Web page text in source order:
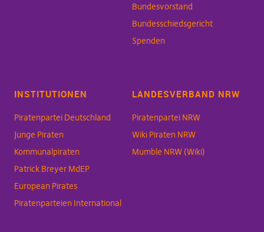
Bundesvorstand
Bundesschiedsgericht
Spenden
INSTITUTIONEN
Piratenpartei Deutschland
Junge Piraten
Kommunalpiraten
Patrick Breyer MdEP
European Pirates
Piratenparteien International
LANDESVERBAND NRW
Piratenpartei NRW
Wiki Piraten NRW
Mumble NRW (Wiki)